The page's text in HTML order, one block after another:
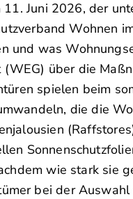
Juni 2026, der
Wohnen
und was
über die
spielen beim
die die
wie stark
bei der